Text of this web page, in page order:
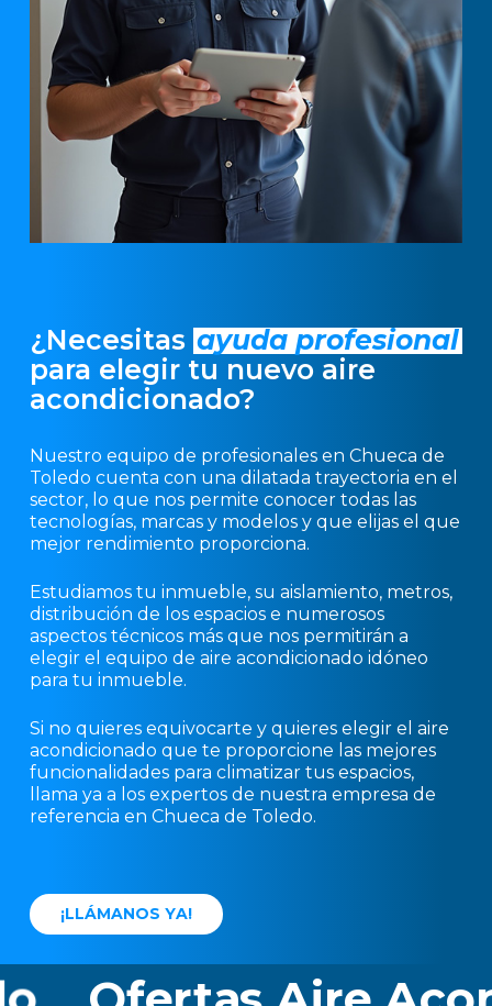
¿Necesitas ayuda profesional
para elegir tu nuevo aire
acondicionado?
Nuestro equipo de profesionales en Chueca de
Toledo cuenta con una dilatada trayectoria en el
sector, lo que nos permite conocer todas las
tecnologías, marcas y modelos y que elijas el que
mejor rendimiento proporciona.
Estudiamos tu inmueble, su aislamiento, metros,
distribución de los espacios e numerosos
aspectos técnicos más que nos permitirán a
elegir el equipo de aire acondicionado idóneo
para tu inmueble.
Si no quieres equivocarte y quieres elegir el aire
acondicionado que te proporcione las mejores
funcionalidades para climatizar tus espacios,
llama ya a los expertos de nuestra empresa de
referencia en Chueca de Toledo.
¡LLÁMANOS YA!